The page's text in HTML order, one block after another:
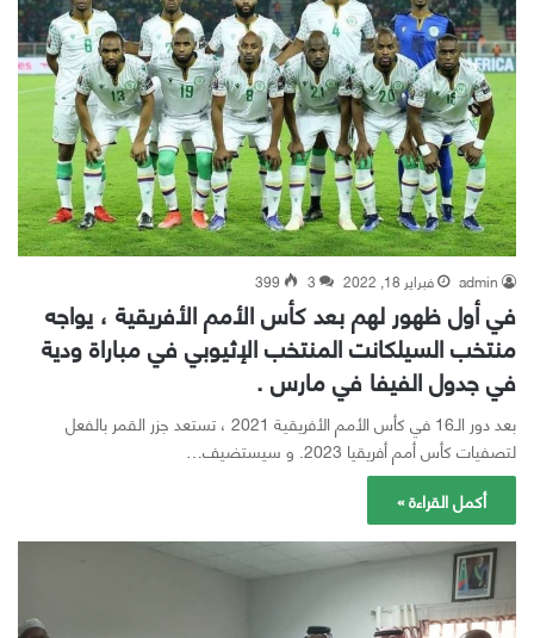
admin فبراير 18, 2022 3
399
في أول ظهور لهم بعد كأس الأمم الأفريقية ، يواجه
منتخب السيلكانت المنتخب الإثيوبي في مباراة ودية
في جدول الفيفا في مارس .
بعد دور الـ16 في كأس الأمم الأفريقية 2021 ، تستعد جزر القمر بالفعل
لتصفيات كأس أمم أفريقيا 2023. و سيستضيف…
أكمل القراءة »